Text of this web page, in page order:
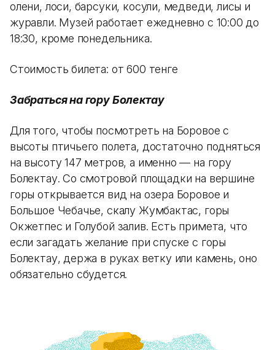
олени, лоси, барсуки, косули, медведи, лисы и
журавли. Музей работает ежедневно с 10:00 до
18:30, кроме понедельника.
Стоимость билета: от 600 тенге
Забраться на гору Болектау
Для того, чтобы посмотреть на Боровое с
высоты птичьего полета, достаточно подняться
на высоту 147 метров, а именно — на гору
Болектау. Со смотровой площадки на вершине
горы открывается вид на озера Боровое и
Большое Чебачье, скалу Жумбактас, горы
Окжетпес и Голубой залив. Есть примета, что
если загадать желание при спуске с горы
Болектау, держа в руках ветку или камень, оно
обязательно сбудется.